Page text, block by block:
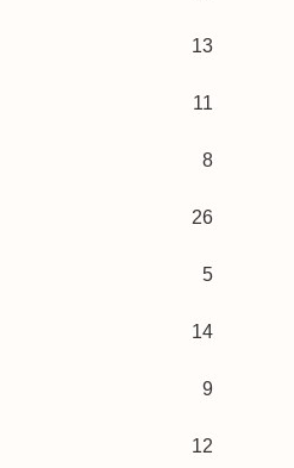
13
11
8
26
5
14
9
12